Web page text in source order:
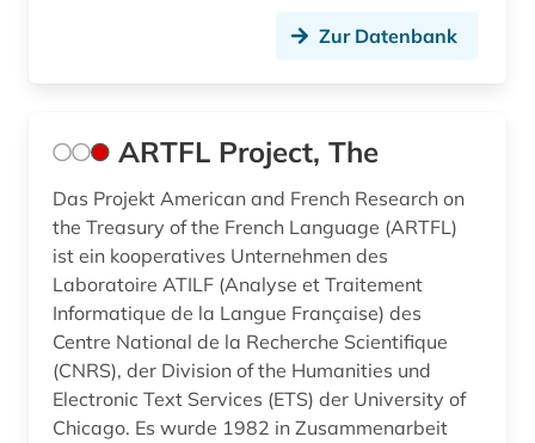
judenspanisch (1)
jules (1)
jüdische studien (2)
kaiser (1)
kalabresisch (1)
kanada (2)
Zur Datenbank
ARTFL Project, The
Das Projekt American and French Research on
the Treasury of the French Language (ARTFL)
ist ein kooperatives Unternehmen des
Laboratoire ATILF (Analyse et Traitement
Informatique de la Langue Française) des
Centre National de la Recherche Scientifique
(CNRS), der Division of the Humanities und
Electronic Text Services (ETS) der University of
Chicago. Es wurde 1982 in Zusammenarbeit